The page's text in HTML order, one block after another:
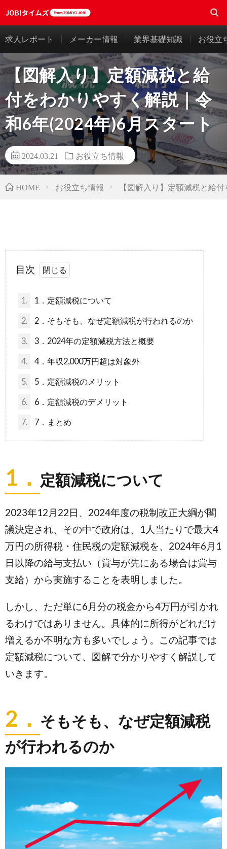
求人レポート メーカー情報 業界基礎知識 お役立
【図解入り】定額減税と給
付をわかりやすく解説｜令
和6年(2024年)6月スタート
2024.03.21 お役立ち情報
HOME お役立ち情報 【図解入り】定額減税と給
目次
1. 1．定額減税について
2. 2．そもそも、なぜ定額減税が行われるのか
3. 3．2024年の定額減税方法と概要
4. 4．年収2,000万円超は対象外
5. 5．定額減税のメリット
6. 6．定額減税のデメリット
7. 7．まとめ
1． 定額減税について
2023年12月22日、2024年度の税制改正大綱が閣
議決定され、その中で政府は、1人当たりで最大4
万円の所得税・住民税の定額減税を、2024年6月1
日以降の給与支払い（賞与が先にある場合は賞与
支給）から実施することを表明しました。
しかし、ただ単に6月分の税金から4万円が引かれ
るわけではありません。具体的に所得がどれだけ
増えるか不明な方も多いでしょう。この記事では
定額減税について、図解で分かりやすく解説して
いきます。
2． そもそも、なぜ定額減税
が行われるのか